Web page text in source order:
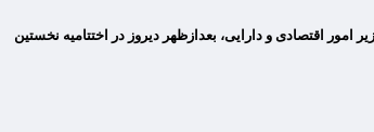
اقتصادی و دارایی، بعدازظهر دیروز در اختتامیه نخستین